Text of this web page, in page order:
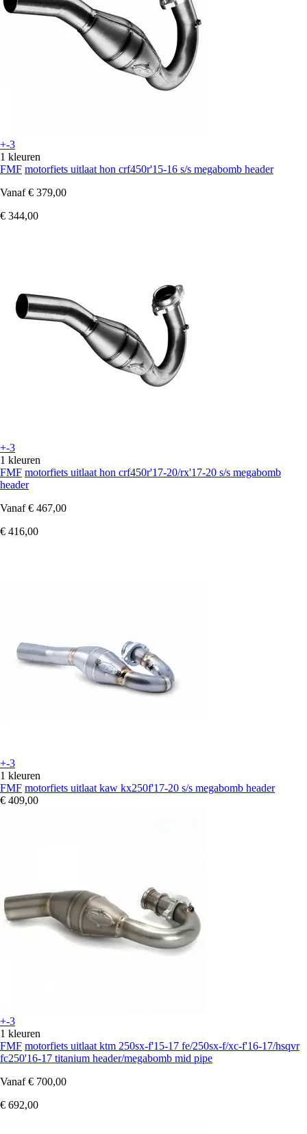
+-3
1 kleuren
FMF motorfiets uitlaat hon crf450r'15-16 s/s megabomb header
Vanaf € 379,00
€ 344,00
+-3
1 kleuren
FMF motorfiets uitlaat hon crf450r'17-20/rx'17-20 s/s megabomb
header
Vanaf € 467,00
€ 416,00
+-3
1 kleuren
FMF motorfiets uitlaat kaw kx250f'17-20 s/s megabomb header
€ 409,00
+-3
1 kleuren
FMF motorfiets uitlaat ktm 250sx-f'15-17 fe/250sx-f/xc-f'16-17/hsqvr
fc250'16-17 titanium header/megabomb mid pipe
Vanaf € 700,00
€ 692,00